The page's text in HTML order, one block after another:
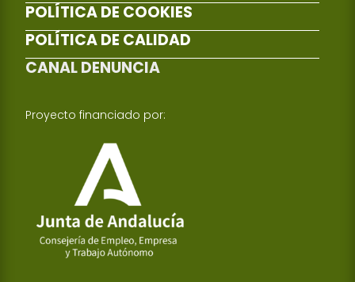
POLÍTICA DE COOKIES
POLÍTICA DE CALIDAD
CANAL DENUNCIA
Proyecto financiado por: